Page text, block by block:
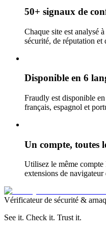
50+ signaux de
Chaque site est analysé
sécurité, de réputation
Disponible en 6
Fraudly est disponible
français, espagnol et
Un compte, toutes
Utilisez le même
extensions de
Vérificateur de sécurité &
See it. Check it. Trust it.